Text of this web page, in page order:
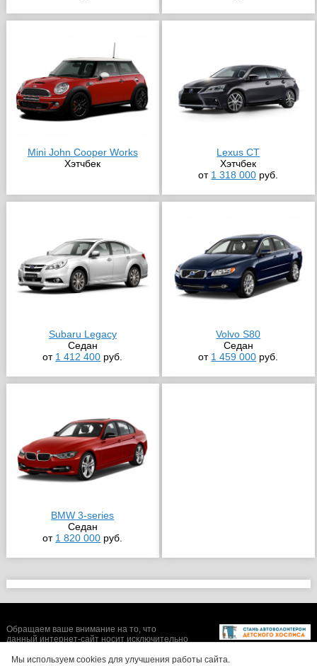
Mini John Cooper Works
Хэтчбек
Lexus CT
Хэтчбек
от 1 318 000 руб.
Subaru Legacy
Седан
от 1 412 400 руб.
Volvo S80
Седан
от 1 459 000 руб.
BMW 3-series
Седан
от 1 820 000 руб.
Мы используем cookies для улучшения работы сайта.
Обращаем ваше внимание на то, что
данный интернет-сайт носит исключительно
условиях не является публичной офертой,